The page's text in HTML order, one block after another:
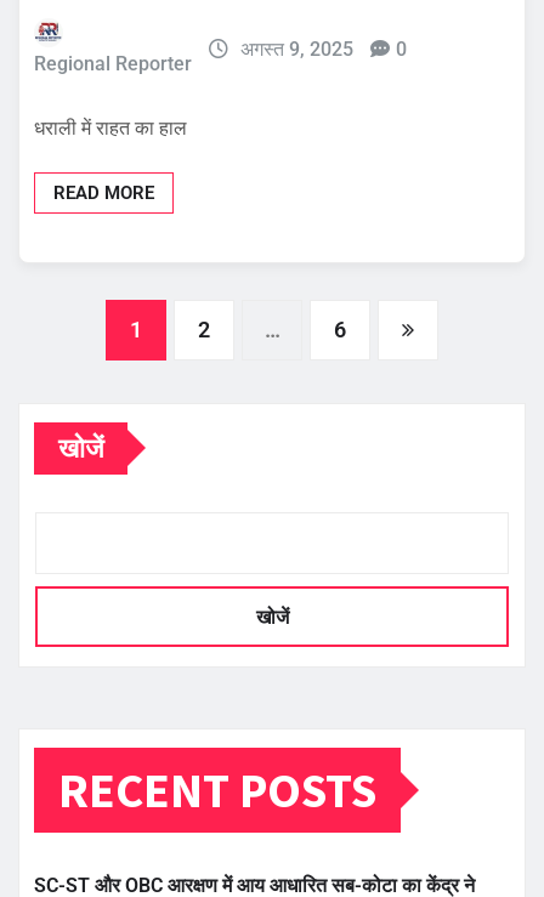
Regional Reporter
अगस्त 9, 2025 0
धराली में राहत का हाल
READ MORE
pagination
1 2 … 6
खोजें
खोजें
RECENT POSTS
SC-ST और OBC आरक्षण में आय आधारित सब-कोटा का केंद्र ने